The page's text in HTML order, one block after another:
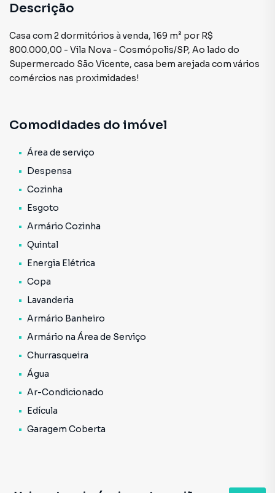
Descrição
Casa com 2 dormitórios à venda, 169 m² por R$
800.000,00 - Vila Nova - Cosmópolis/SP, Ao lado do
Supermercado São Vicente, casa bem arejada com vários
comércios nas proximidades!
Comodidades do imóvel
Área de serviço
Despensa
Cozinha
Esgoto
Armário Cozinha
Quintal
Energia Elétrica
Copa
Lavanderia
Armário Banheiro
Armário na Área de Serviço
Churrasqueira
Água
Ar-Condicionado
Edícula
Garagem Coberta